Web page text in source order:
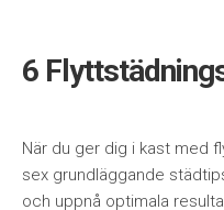
6
När du ger dig i kast med
sex grundläggande
och uppnå optimala